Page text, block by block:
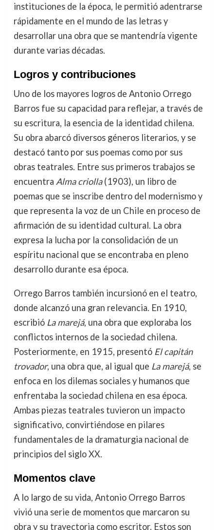
instituciones de la época, le permitió adentrarse
rápidamente en el mundo de las letras y
desarrollar una obra que se mantendría vigente
durante varias décadas.
Logros y contribuciones
Uno de los mayores logros de Antonio Orrego
Barros fue su capacidad para reflejar, a través de
su escritura, la esencia de la identidad chilena.
Su obra abarcó diversos géneros literarios, y se
destacó tanto por sus poemas como por sus
obras teatrales. Entre sus primeros trabajos se
encuentra Alma criolla(1903), un libro de
poemas que se inscribe dentro del modernismo y
que representa la voz de un Chile en proceso de
afirmación de su identidad cultural. La obra
expresa la lucha por la consolidación de un
espíritu nacional que se encontraba en pleno
desarrollo durante esa época.
Orrego Barros también incursionó en el teatro,
donde alcanzó una gran relevancia. En 1910,
escribió La marejá, una obra que exploraba los
conflictos internos de la sociedad chilena.
Posteriormente, en 1915, presentó El capitán
trovador, una obra que, al igual que La marejá, se
enfoca en los dilemas sociales y humanos que
enfrentaba la sociedad chilena en esa época.
Ambas piezas teatrales tuvieron un impacto
significativo, convirtiéndose en pilares
fundamentales de la dramaturgia nacional de
principios del siglo XX.
Momentos clave
A lo largo de su vida, Antonio Orrego Barros
vivió una serie de momentos que marcaron su
obra y su trayectoria como escritor. Estos son